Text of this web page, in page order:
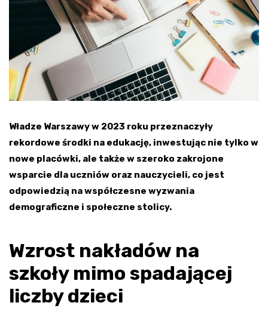
Władze Warszawy w 2023 roku przeznaczyły
rekordowe środki na edukację, inwestując nie tylko w
nowe placówki, ale także w szeroko zakrojone
wsparcie dla uczniów oraz nauczycieli, co jest
odpowiedzią na współczesne wyzwania
demograficzne i społeczne stolicy.
Wzrost nakładów na
szkoły mimo spadającej
liczby dzieci